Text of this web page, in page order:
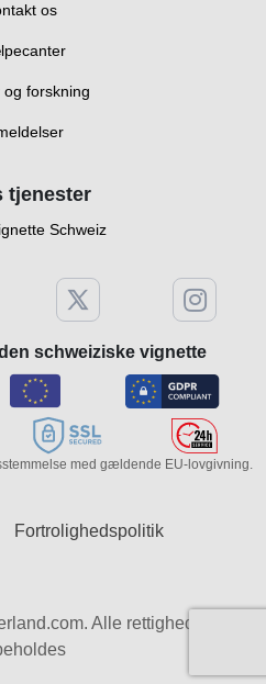
os
og forskning
tjenester
Schweiz
schweiziske vignette
med gældende EU-lovgivning.
Fortrolighedspolitik
Alle rettigheder